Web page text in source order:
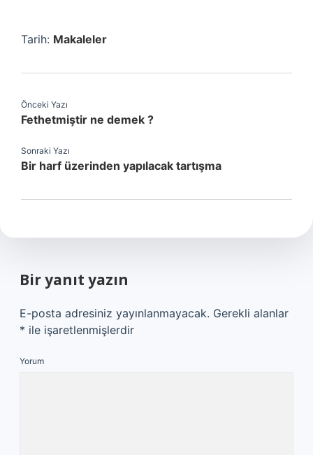
Tarih: Makaleler
Önceki Yazı
Fethetmiştir ne demek ?
Sonraki Yazı
Bir harf üzerinden yapılacak tartışma
Bir yanıt yazın
E-posta adresiniz yayınlanmayacak. Gerekli alanlar
* ile işaretlenmişlerdir
Yorum